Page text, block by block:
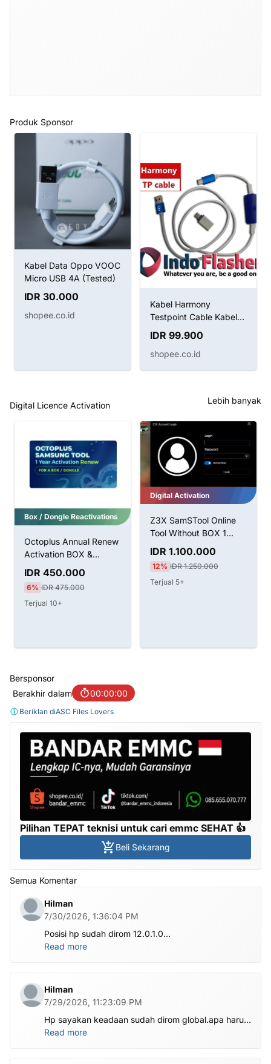
Produk Sponsor
Kabel Data Oppo VOOC
Micro USB 4A (Tested)
IDR 30.000
shopee.co.id
Kabel Harmony
Testpoint Cable Kabel
Boot Huawei
IDR 99.900
shopee.co.id
Digital Licence Activation Lebih banyak
Box / Dongle Reactivations
Octoplus Annual Renew
Activation BOX &
Dongle
IDR 450.000
6% IDR 475.000
Terjual 10+
Digital Activation
Z3X SamSTool Online
Tool Without BOX 1
Tahun Aktivasi
IDR 1.100.000
12% IDR 1.250.000
Terjual 5+
Bersponsor
Berakhir dalam
00:00:00
Beriklan diASC Files Lovers
Pilihan TEPAT teknisi untuk cari emmc SEHAT 👍
Beli Sekarang
Semua Komentar
Hilman
7/30/2026, 1:36:04 PM
Posisi hp sudah dirom 12.0.1.0
.habis ubl apa perlu flash Rom lagi om.tolong om
Read more
Hilman
7/29/2026, 11:23:09 PM
Hp sayakan keadaan sudah dirom global.apa harus
ditest poin dlu bang
Read more